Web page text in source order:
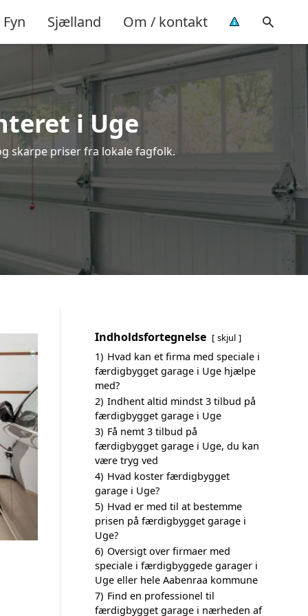
Fyn Sjælland Om / kontakt
i Uge
skarpe priser fra lokale fagfolk.
Indholdsfortegnelse skjul
1) Hvad kan et firma med speciale i
færdigbygget garage i Uge hjælpe
med?
2) Indhent altid mindst 3 tilbud på
færdigbygget garage i Uge
3) Få nemt 3 tilbud på
færdigbygget garage i Uge, du kan
være tryg ved
4) Hvad koster færdigbygget
garage i Uge?
5) Hvad er med til at bestemme
prisen på færdigbygget garage i
Uge?
6) Oversigt over firmaer med
speciale i færdigbyggede garager i
Uge eller hele Aabenraa kommune
7) Find en professionel til
færdigbygget garage i nærheden af